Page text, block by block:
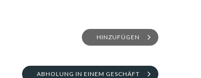
HINZUFÜGEN
ABHOLUNG IN EINEM GESCHÄFT